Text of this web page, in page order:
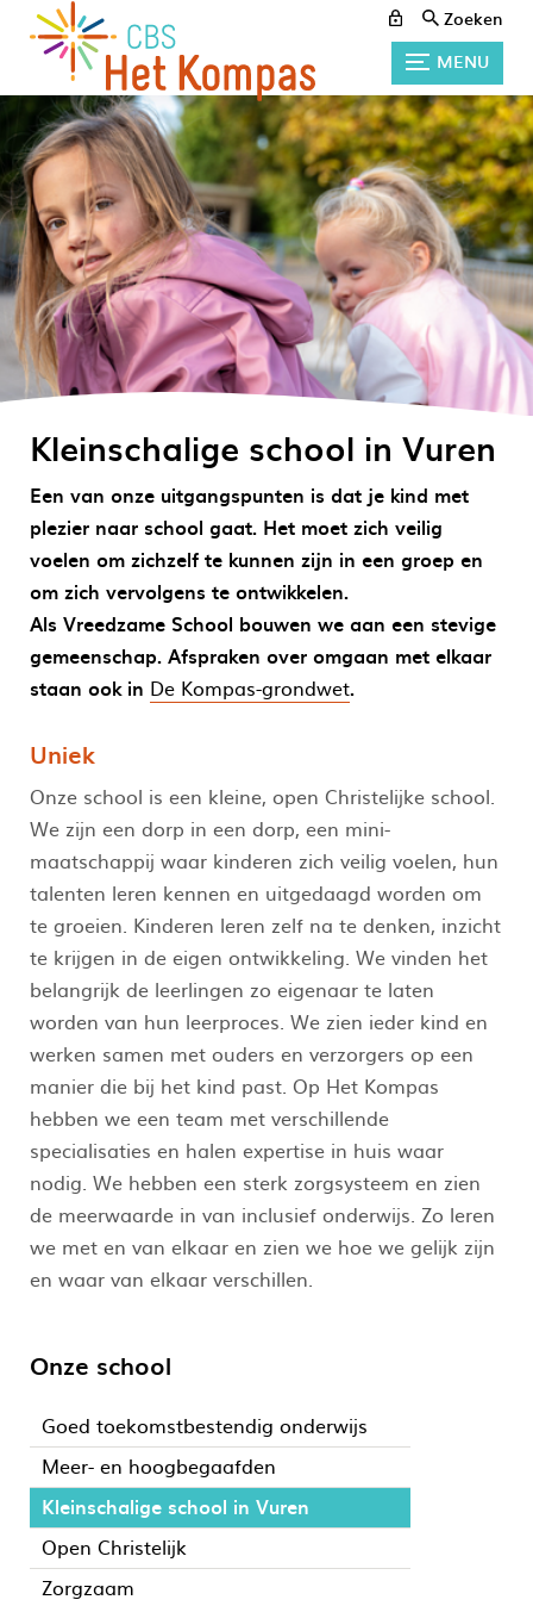
Zoeken
MENU
Kleinschalige school in Vuren
Een van onze uitgangspunten is dat je kind met
plezier naar school gaat. Het moet zich veilig
voelen om zichzelf te kunnen zijn in een groep en
om zich vervolgens te ontwikkelen.
Als Vreedzame School bouwen we aan een stevige
gemeenschap. Afspraken over omgaan met elkaar
staan ook in De Kompas-grondwet.
Uniek
Onze school is een kleine, open Christelijke school.
We zijn een dorp in een dorp, een mini-
maatschappij waar kinderen zich veilig voelen, hun
talenten leren kennen en uitgedaagd worden om
te groeien. Kinderen leren zelf na te denken, inzicht
te krijgen in de eigen ontwikkeling. We vinden het
belangrijk de leerlingen zo eigenaar te laten
worden van hun leerproces. We zien ieder kind en
werken samen met ouders en verzorgers op een
manier die bij het kind past. Op Het Kompas
hebben we een team met verschillende
specialisaties en halen expertise in huis waar
nodig. We hebben een sterk zorgsysteem en zien
de meerwaarde in van inclusief onderwijs. Zo leren
we met en van elkaar en zien we hoe we gelijk zijn
en waar van elkaar verschillen.
Onze school
Goed toekomstbestendig onderwijs
Meer- en hoogbegaafden
Kleinschalige school in Vuren
Open Christelijk
Zorgzaam